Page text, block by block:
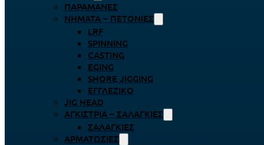
ΠΑΡΑΜΆΝΕΣ
ΝΉΜΑΤΑ – ΠΕΤΟΝΙΈΣ
LRF
SPINNING
CASTING
EGING
SHORE JIGGING
ΕΓΓΛΈΖΙΚΟ
JIG HEAD
ΑΓΚΊΣΤΡΙΑ – ΣΑΛΑΓΚΙΈΣ
ΣΑΛΑΓΚΙΈΣ
ΑΡΜΑΤΩΣΙΈΣ